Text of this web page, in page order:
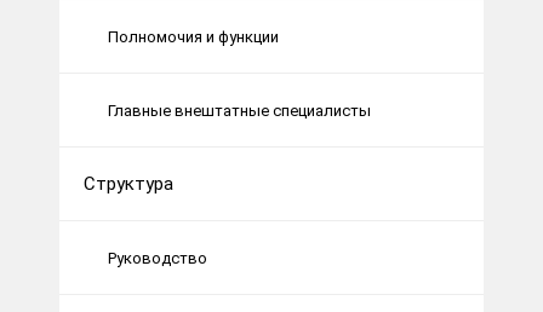
Полномочия и функции
Главные внештатные специалисты
Структура
Руководство